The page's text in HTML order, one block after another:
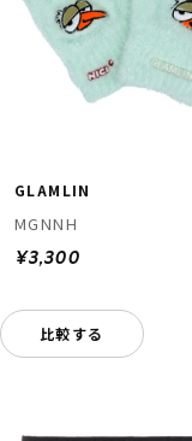
GLAMLIN
MGNNH
¥3,300
比較する